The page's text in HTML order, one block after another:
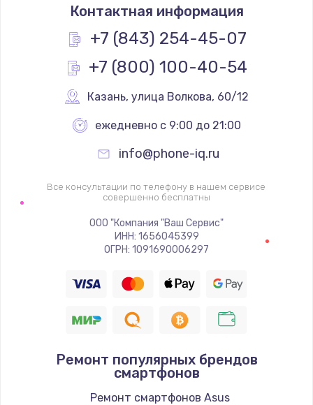
2300 руб.
Заказать
Замена вебкамеры
1340 руб.
Заказать
Ремонт петель крышки
Заказать
Настройка Wi-Fi
1260 руб.
Заказать
Замена шим-контроллера
Заказать
Замена HDMI
Контактная информация
+7 (843) 254-45-07
+7 (800) 100-40-54
Казань, улица Волкова, 60/12
ежедневно с 9:00 до 21:00
info@phone-iq.ru
Все консультации по телефону в нашем сервисе
совершенно бесплатны
ООО "Компания "Ваш Сервис"
ИНН: 1656045399
ОГРН: 1091690006297
Ремонт популярных брендов
смартфонов
Ремонт смартфонов Asus